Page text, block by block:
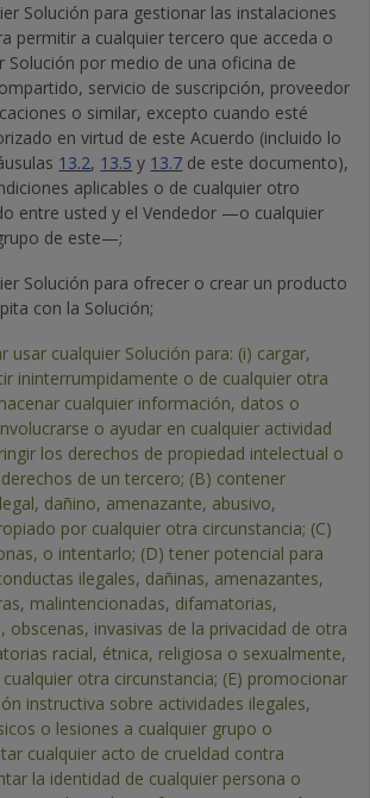
Solución para gestionar las instalaciones
permitir a cualquier tercero que acceda o
Solución por medio de una oficina de
servicio de suscripción, proveedor
o similar, excepto cuando esté
en virtud de este Acuerdo (incluido lo
13.2, 13.5 y 13.7 de este documento),
aplicables o de cualquier otro
entre usted y el Vendedor —o cualquier
de este—;
Solución para ofrecer o crear un producto
con la Solución;
usar cualquier Solución para: (i) cargar,
ininterrumpidamente o de cualquier otra
cualquier información, datos o
o ayudar en cualquier actividad
los derechos de propiedad intelectual o
de un tercero; (B) contener
dañino, amenazante, abusivo,
por cualquier otra circunstancia; (C)
o intentarlo; (D) tener potencial para
ilegales, dañinas, amenazantes,
malintencionadas, difamatorias,
obscenas, invasivas de la privacidad de otra
racial, étnica, religiosa o sexualmente,
otra circunstancia; (E) promocionar
instructiva sobre actividades ilegales,
o lesiones a cualquier grupo o
cualquier acto de crueldad contra
la identidad de cualquier persona o